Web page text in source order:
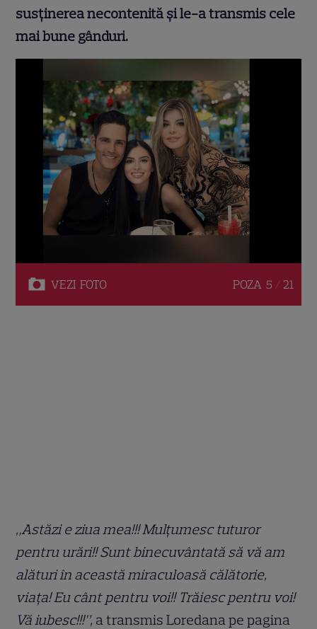
susținerea necontenită și le-a transmis cele
mai bune gânduri.
VEZI FOTO POZA 5 / 21
„Astăzi e ziua mea!!! Mulțumesc tuturor
pentru urări!! Sunt binecuvântată să vă am
alături în această miraculoasă călătorie,
viața! Eu cânt pentru voi!! Trăiesc pentru voi!
Vă iubesc!!!”, a transmis Loredana pe pagina